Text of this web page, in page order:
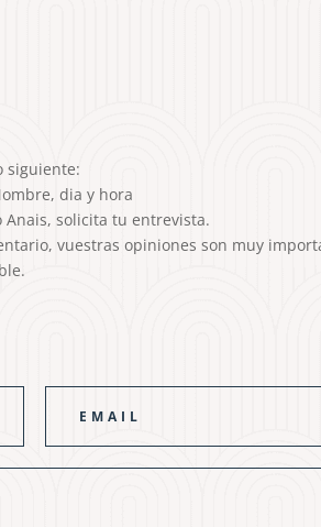
siguiente:
dia y hora
Anais, solicita tu entrevista.
vuestras opiniones son muy